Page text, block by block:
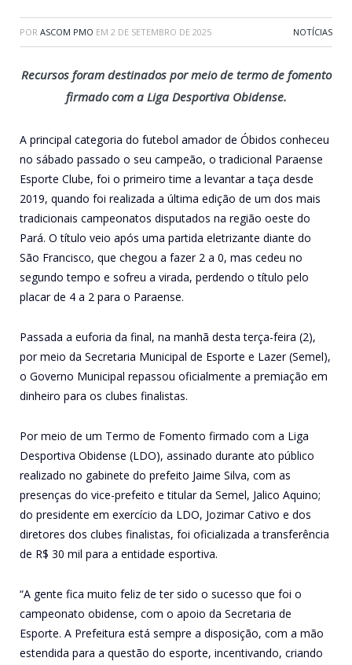
POR ASCOM PMO EM 2 DE SETEMBRO DE 2025 NOTÍCIAS
Recursos foram destinados por meio de termo de fomento
firmado com a Liga Desportiva Obidense.
A principal categoria do futebol amador de Óbidos conheceu
no sábado passado o seu campeão, o tradicional Paraense
Esporte Clube, foi o primeiro time a levantar a taça desde
2019, quando foi realizada a última edição de um dos mais
tradicionais campeonatos disputados na região oeste do
Pará. O título veio após uma partida eletrizante diante do
São Francisco, que chegou a fazer 2 a 0, mas cedeu no
segundo tempo e sofreu a virada, perdendo o título pelo
placar de 4 a 2 para o Paraense.
Passada a euforia da final, na manhã desta terça-feira (2),
por meio da Secretaria Municipal de Esporte e Lazer (Semel),
o Governo Municipal repassou oficialmente a premiação em
dinheiro para os clubes finalistas.
Por meio de um Termo de Fomento firmado com a Liga
Desportiva Obidense (LDO), assinado durante ato público
realizado no gabinete do prefeito Jaime Silva, com as
presenças do vice-prefeito e titular da Semel, Jalico Aquino;
do presidente em exercício da LDO, Jozimar Cativo e dos
diretores dos clubes finalistas, foi oficializada a transferência
de R$ 30 mil para a entidade esportiva.
“A gente fica muito feliz de ter sido o sucesso que foi o
campeonato obidense, com o apoio da Secretaria de
Esporte. A Prefeitura está sempre a disposição, com a mão
estendida para a questão do esporte, incentivando, criando